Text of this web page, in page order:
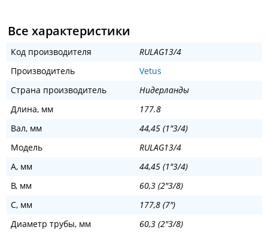
Все характеристики
Код производителя
RULAG13/4
Производитель
Vetus
Страна производитель
Нидерланды
Длина, мм
177.8
Вал, мм
44,45 (1"3/4)
Модель
RULAG13/4
A, мм
44,45 (1"3/4)
B, мм
60,3 (2"3/8)
C, мм
177,8 (7")
Диаметр трубы, мм
60,3 (2"3/8)